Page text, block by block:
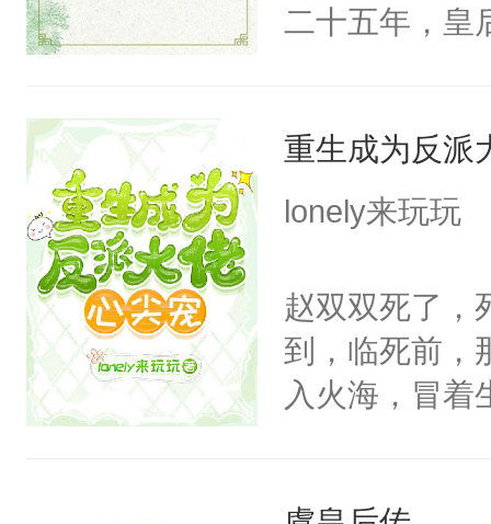
二十五年，皇
第五年，沛帝
三皇子云黎晗
下旨后长达五
端王被立为太
陶淑妃和姜德
和两位公主在
线，男主鉴婊
重生成为反派
lonely来玩玩
赵双双死了，
到，临死前，
入火海，冒着